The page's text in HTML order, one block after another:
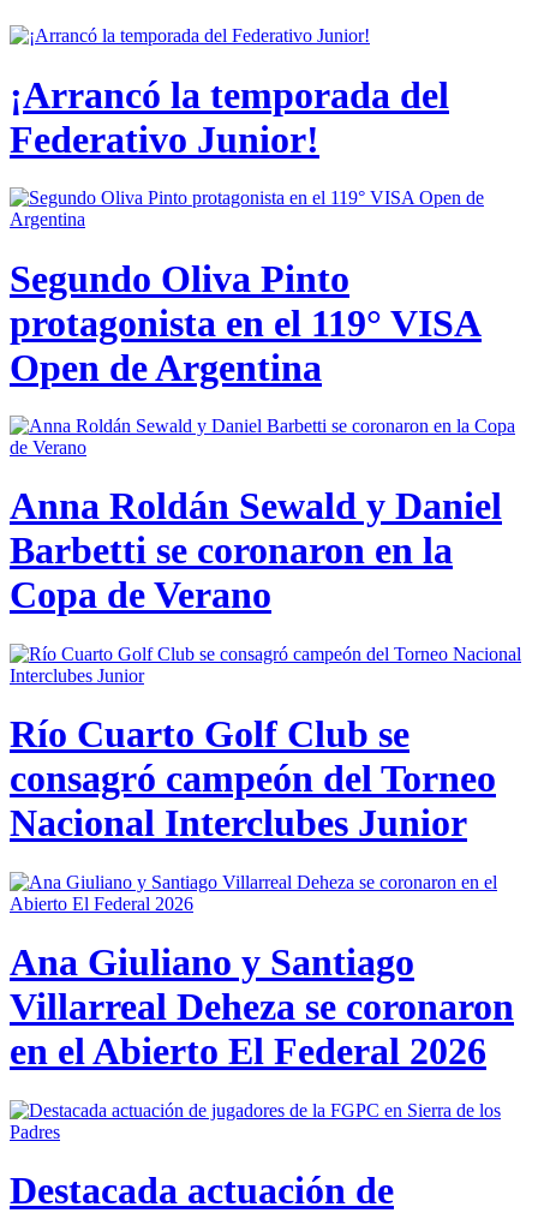
¡Arrancó la temporada del
Federativo Junior!
Segundo Oliva Pinto
protagonista en el 119° VISA
Open de Argentina
Anna Roldán Sewald y Daniel
Barbetti se coronaron en la
Copa de Verano
Río Cuarto Golf Club se
consagró campeón del Torneo
Nacional Interclubes Junior
Ana Giuliano y Santiago
Villarreal Deheza se coronaron
en el Abierto El Federal 2026
Destacada actuación de